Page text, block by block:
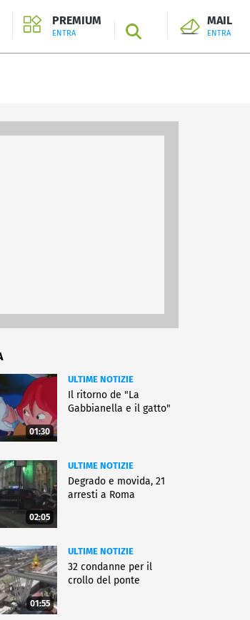
PREMIUM
ENTRA SEARCH
MAIL
ENTRA
01:30
ULTIME NOTIZIE
Il ritorno de "La
Gabbianella e il gatto"
02:05
ULTIME NOTIZIE
Degrado e movida, 21
arresti a Roma
01:55
ULTIME NOTIZIE
32 condanne per il
crollo del ponte